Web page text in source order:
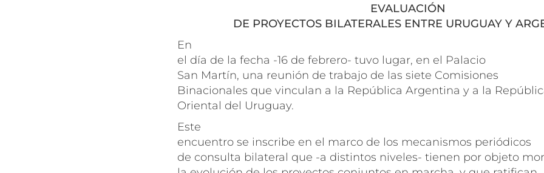
EVALUACIÓN
DE PROYECTOS BILATERALES ENTRE URUGUAY Y
En
el día de la fecha -16 de febrero- tuvo lugar, en el Palacio
San Martín, una reunión de trabajo de las siete Comisiones
Binacionales que vinculan a la República Argentina y a la
Oriental del Uruguay.
Este
encuentro se inscribe en el marco de los mecanismos periódicos
de consulta bilateral que -a distintos niveles- tienen por objeto